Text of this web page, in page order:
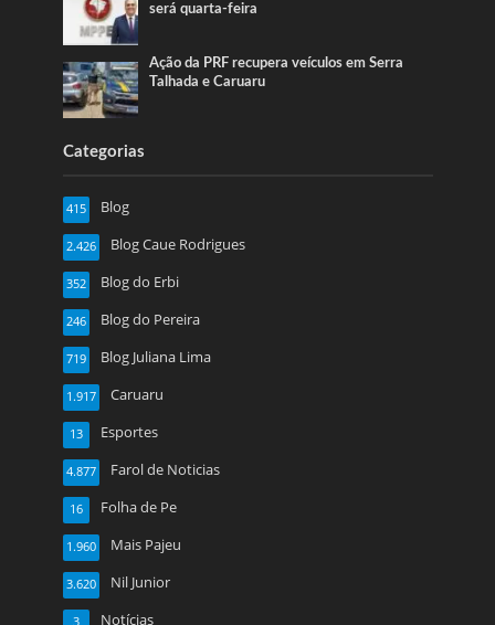
será quarta-feira
Ação da PRF recupera veículos em Serra
Talhada e Caruaru
Categorias
Blog
415
Blog Caue Rodrigues
2.426
Blog do Erbi
352
Blog do Pereira
246
Blog Juliana Lima
719
Caruaru
1.917
Esportes
13
Farol de Noticias
4.877
Folha de Pe
16
Mais Pajeu
1.960
Nil Junior
3.620
Notícias
3